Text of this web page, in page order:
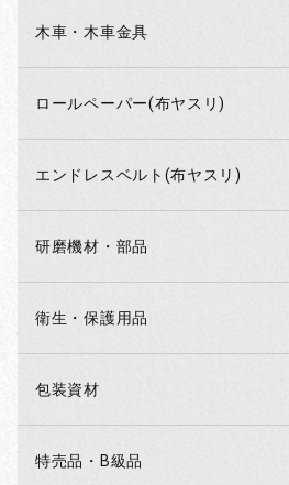
木車・木車金具
ロールペーパー(布ヤスリ)
エンドレスベルト(布ヤスリ)
研磨機材・部品
衛生・保護用品
包装資材
特売品・B級品